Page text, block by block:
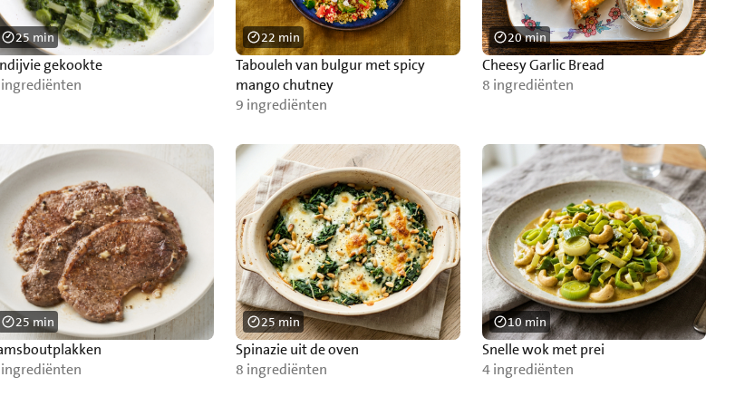
gekookte
25 min
Tabouleh van bulgur met spicy
mango chutney
9 ingrediënten
22 min
Cheesy Garlic Bread
8 ingrediënten
20 min
25 min
Spinazie uit de oven
8 ingrediënten
25 min
Snelle wok met prei
4 ingrediënten
10 min